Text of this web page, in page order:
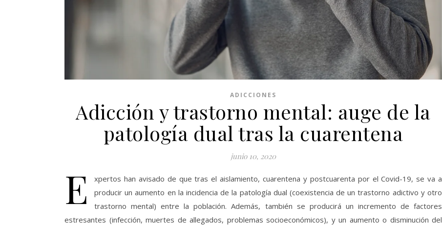
ADICCIONES
Adicción y trastorno mental: auge de la
patología dual tras la cuarentena
junio 10, 2020
E
xpertos han avisado de que tras el aislamiento, cuarentena y postcuarenta por el Covid-19, se va a
producir un aumento en la incidencia de la patología dual (coexistencia de un trastorno adictivo y otro
trastorno mental) entre la población. Además, también se producirá un incremento de factores
estresantes (infección, muertes de allegados, problemas socioeconómicos), y un aumento o disminución del